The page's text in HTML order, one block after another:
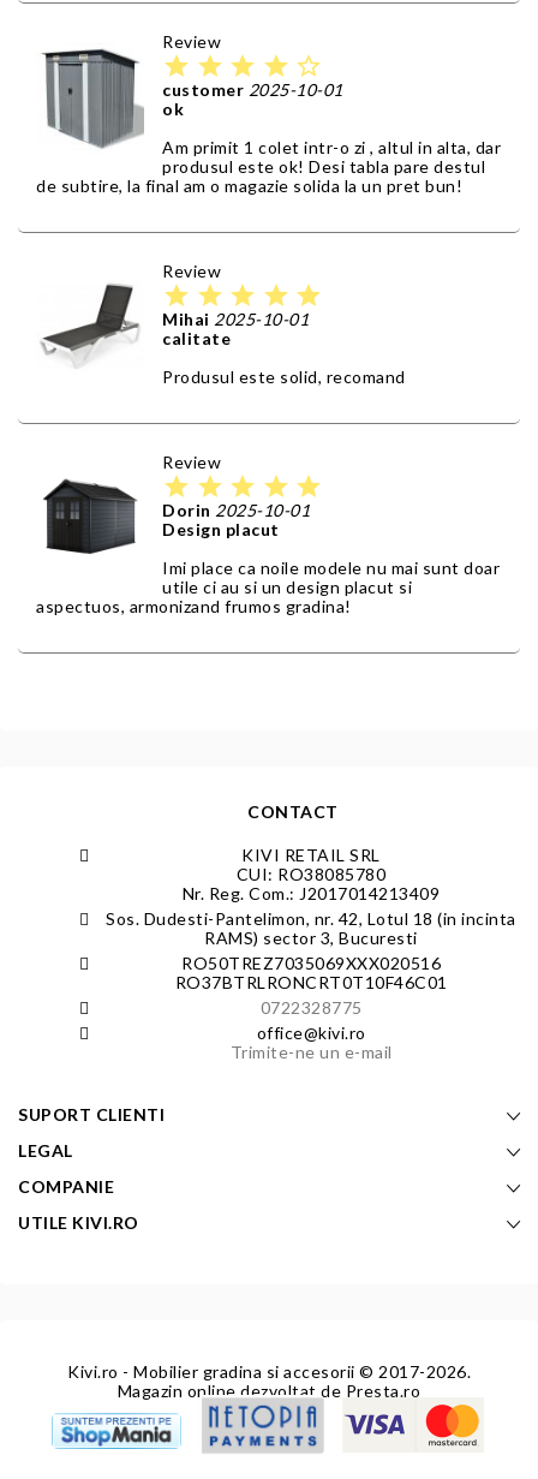
Review
star star star star star_border
customer 2025-10-01
ok
Am primit 1 colet intr-o zi , altul in alta, dar
produsul este ok! Desi tabla pare destul
de subtire, la final am o magazie solida la un pret bun!
Review
star star star star star
Mihai 2025-10-01
calitate
Produsul este solid, recomand
Review
star star star star star
Dorin 2025-10-01
Design placut
Imi place ca noile modele nu mai sunt doar
utile ci au si un design placut si
aspectuos, armonizand frumos gradina!
CONTACT
KIVI RETAIL SRL
CUI: RO38085780
Nr. Reg. Com.: J2017014213409
Sos. Dudesti-Pantelimon, nr. 42, Lotul 18 (in incinta
RAMS) sector 3, Bucuresti
RO50TREZ7035069XXX020516
RO37BTRLRONCRT0T10F46C01
0722328775
office@kivi.ro
Trimite-ne un e-mail
SUPORT CLIENTI
LEGAL
COMPANIE
UTILE KIVI.RO
Kivi.ro - Mobilier gradina si accesorii © 2017-2026.
Magazin online dezvoltat de Presta.ro